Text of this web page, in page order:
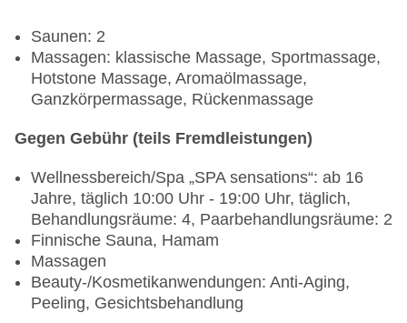
Saunen: 2
Massagen: klassische Massage, Sportmassage,
Hotstone Massage, Aromaölmassage,
Ganzkörpermassage, Rückenmassage
Gegen Gebühr (teils Fremdleistungen)
Wellnessbereich/Spa „SPA sensations“: ab 16
Jahre, täglich 10:00 Uhr - 19:00 Uhr, täglich,
Behandlungsräume: 4, Paarbehandlungsräume: 2
Finnische Sauna, Hamam
Massagen
Beauty-/Kosmetikanwendungen: Anti-Aging,
Peeling, Gesichtsbehandlung